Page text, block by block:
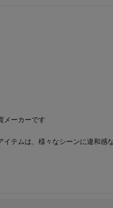
メーカーです
テムは、様々なシーンに違和感